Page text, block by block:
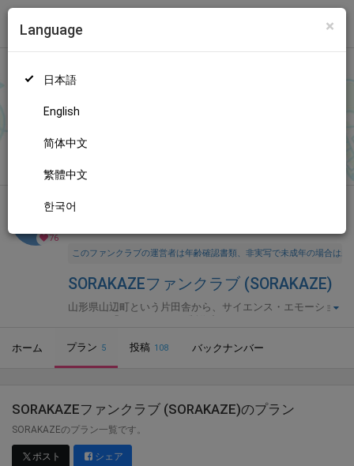
トップ
×
Language
日本語
English
简体中文
繁體中文
한국어
人のファンが応援しています。
これが、世界の終わりだよ」前半
76
全年齢向け
このファンクラブの運営者は年齢確認書類、非実写で未成年の場合は
SORAKAZEファンクラブ (SORAKAZE)
山形県山辺町という片田舎から、サイエンス・エモーショ
ホーム プラン 5 投稿 108 バックナンバー
SORAKAZEファンクラブ (SORAKAZE)のプラン
SORAKAZEのプラン一覧です。
ポスト シェア